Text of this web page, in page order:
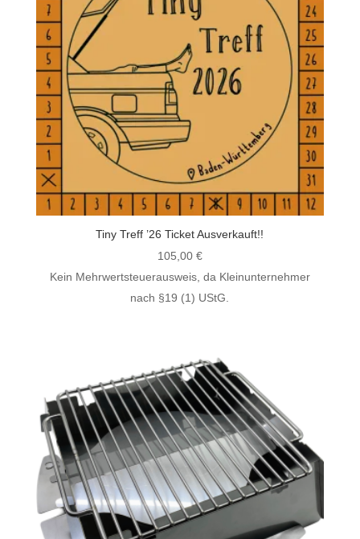
Tiny Treff ’26 Ticket Ausverkauft!!
105,00 €
Kein Mehrwertsteuerausweis, da Kleinunternehmer
nach §19 (1) UStG.